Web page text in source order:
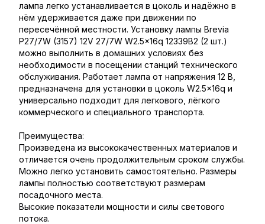
лампа легко устанавливается в цоколь и надёжно в
нём удерживается даже при движении по
пересечённой местности. Установку лампы Brevia
P27/7W (3157) 12V 27/7W W2.5x16q 12339B2 (2 шт.)
можно выполнить в домашних условиях без
необходимости в посещении станций технического
обслуживания. Работает лампа от напряжения 12 В,
предназначена для установки в цоколь W2.5x16q и
универсально подходит для легкового, лёгкого
коммерческого и специального транспорта.
Преимущества:
Произведена из высококачественных материалов и
отличается очень продолжительным сроком службы.
Можно легко установить самостоятельно. Размеры
лампы полностью соответствуют размерам
посадочного места.
Высокие показатели мощности и силы светового
потока.